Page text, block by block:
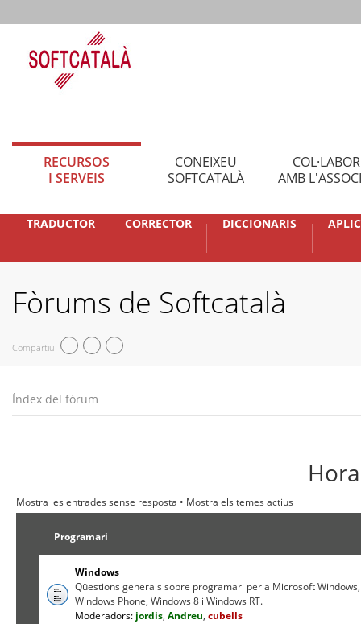
RECURSOS
I SERVEIS
CONEIXEU
SOFTCATALÀ
AMB
TRADUCTOR CORRECTOR DICCIONARIS
Fòrums de Softcatalà
Compartiu
Índex del fòrum
Mostra les entrades sense resposta • Mostra els temes actius
Programari
Windows
Qüestions generals sobre programari per a Microsoft Windows,
Windows Phone, Windows 8 i Windows RT.
Moderadors: jordis,Andreu,cubells